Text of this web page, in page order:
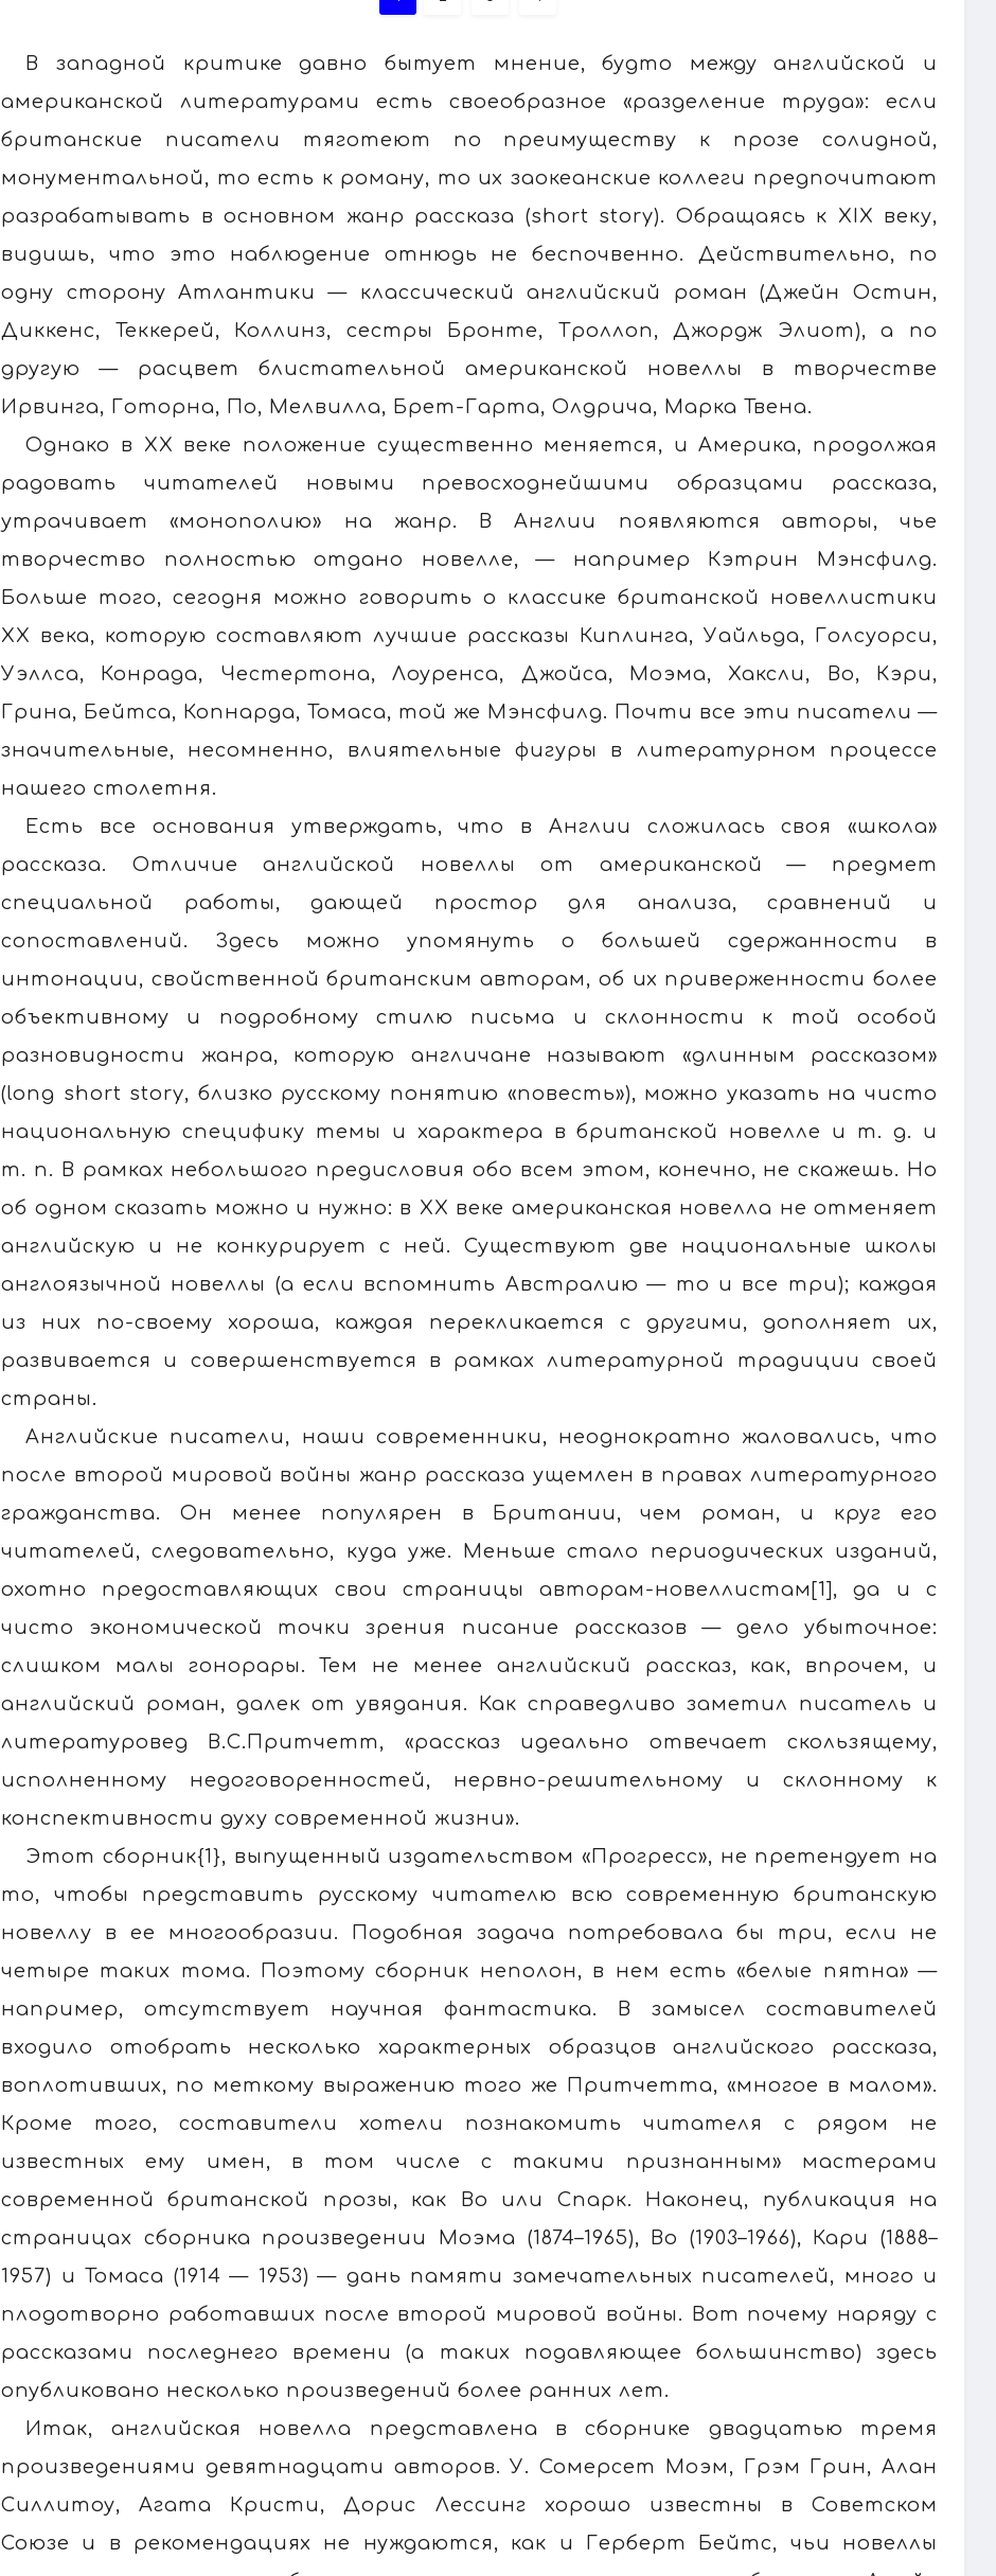
В западной критике давно бытует мнение, будто между английской и
американской литературами есть своеобразное «разделение труда»: если
британские писатели тяготеют по преимуществу к прозе солидной,
монументальной, то есть к роману, то их заокеанские коллеги предпочитают
разрабатывать в основном жанр рассказа (short story). Обращаясь к XIX веку,
видишь, что это наблюдение отнюдь не беспочвенно. Действительно, по
одну сторону Атлантики — классический английский роман (Джейн Остин,
Диккенс, Теккерей, Коллинз, сестры Бронте, Троллоп, Джордж Элиот), а по
другую — расцвет блистательной американской новеллы в творчестве
Ирвинга, Готорна, По, Мелвилла, Брет-Гарта, Олдрича, Марка Твена.
Однако в XX веке положение существенно меняется, и Америка, продолжая
радовать читателей новыми превосходнейшими образцами рассказа,
утрачивает «монополию» на жанр. В Англии появляются авторы, чье
творчество полностью отдано новелле, — например Кэтрин Мэнсфилд.
Больше того, сегодня можно говорить о классике британской новеллистики
XX века, которую составляют лучшие рассказы Киплинга, Уайльда, Голсуорси,
Уэллса, Конрада, Честертона, Лоуренса, Джойса, Моэма, Хаксли, Во, Кэри,
Грина, Бейтса, Копнарда, Томаса, той же Мэнсфилд. Почти все эти писатели —
значительные, несомненно, влиятельные фигуры в литературном процессе
нашего столетня.
Есть все основания утверждать, что в Англии сложилась своя «школа»
рассказа. Отличие английской новеллы от американской — предмет
специальной работы, дающей простор для анализа, сравнений и
сопоставлений. Здесь можно упомянуть о большей сдержанности в
интонации, свойственной британским авторам, об их приверженности более
объективному и подробному стилю письма и склонности к той особой
разновидности жанра, которую англичане называют «длинным рассказом»
(long short story, близко русскому понятию «повесть»), можно указать на чисто
национальную специфику темы и характера в британской новелле и т. д. и
т. п. В рамках небольшого предисловия обо всем этом, конечно, не скажешь. Но
об одном сказать можно и нужно: в XX веке американская новелла не отменяет
английскую и не конкурирует с ней. Существуют две национальные школы
англоязычной новеллы (а если вспомнить Австралию — то и все три); каждая
из них по-своему хороша, каждая перекликается с другими, дополняет их,
развивается и совершенствуется в рамках литературной традиции своей
страны.
Английские писатели, наши современники, неоднократно жаловались, что
после второй мировой войны жанр рассказа ущемлен в правах литературного
гражданства. Он менее популярен в Британии, чем роман, и круг его
читателей, следовательно, куда уже. Меньше стало периодических изданий,
охотно предоставляющих свои страницы авторам-новеллистам[1], да и с
чисто экономической точки зрения писание рассказов — дело убыточное:
слишком малы гонорары. Тем не менее английский рассказ, как, впрочем, и
английский роман, далек от увядания. Как справедливо заметил писатель и
литературовед В.С.Притчетт, «рассказ идеально отвечает скользящему,
исполненному недоговоренностей, нервно-решительному и склонному к
конспективности духу современной жизни».
Этот сборник{1}, выпущенный издательством «Прогресс», не претендует на
то, чтобы представить русскому читателю всю современную британскую
новеллу в ее многообразии. Подобная задача потребовала бы три, если не
четыре таких тома. Поэтому сборник неполон, в нем есть «белые пятна» —
например, отсутствует научная фантастика. В замысел составителей
входило отобрать несколько характерных образцов английского рассказа,
воплотивших, по меткому выражению того же Притчетта, «многое в малом».
Кроме того, составители хотели познакомить читателя с рядом не
известных ему имен, в том числе с такими признанным» мастерами
современной британской прозы, как Во или Спарк. Наконец, публикация на
страницах сборника произведении Моэма (1874–1965), Во (1903–1966), Кари (1888–
1957) и Томаса (1914 — 1953) — дань памяти замечательных писателей, много и
плодотворно работавших после второй мировой войны. Вот почему наряду с
рассказами последнего времени (а таких подавляющее большинство) здесь
опубликовано несколько произведений более ранних лет.
Итак, английская новелла представлена в сборнике двадцатью тремя
произведениями девятнадцати авторов. У. Сомерсет Моэм, Грэм Грин, Алан
Силлитоу, Агата Кристи, Дорис Лессинг хорошо известны в Советском
Союзе и в рекомендациях не нуждаются, как и Герберт Бейтс, чьи новеллы